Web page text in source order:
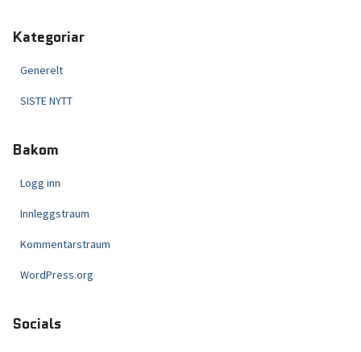
Kategoriar
Generelt
SISTE NYTT
Bakom
Logg inn
Innleggstraum
Kommentarstraum
WordPress.org
Socials